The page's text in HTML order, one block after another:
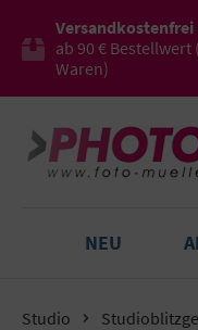
Versandkostenfrei
ab 90 €
Waren)
NEU
Studio